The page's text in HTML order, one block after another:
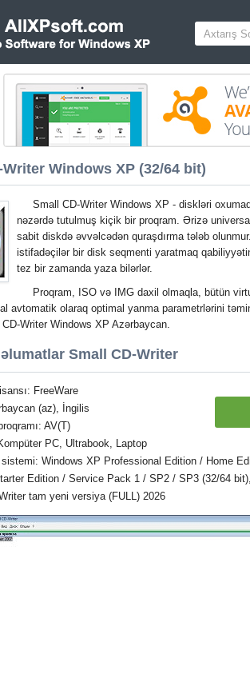
Windows XP (32/64 bit)
Small CD-Writer Windows XP - diskləri
nəzərdə tutulmuş kiçik bir proqram. Ərizə
sabit diskdə əvvəlcədən quraşdırma tələb
istifadəçilər bir disk seqmenti yaratmaq
tez bir zamanda yaza bilərlər.
Proqram, ISO və IMG daxil olmaqla, bütün
avtomatik olaraq optimal yanma parametrlərini
Writer Windows XP Azərbaycan.
Small CD-Writer
FreeWare
(az), İngilis
AV(T)
PC, Ultrabook, Laptop
Windows XP Professional Edition / Home
Edition / Service Pack 1 / SP2 / SP3 (32/64
tam yeni versiya (FULL) 2026